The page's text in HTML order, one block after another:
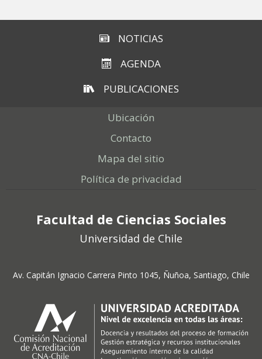
NOTICIAS
AGENDA
PUBLICACIONES
Ubicación
Contacto
Mapa del sitio
Política de privacidad
Facultad de Ciencias Sociales
Universidad de Chile
Av. Capitán Ignacio Carrera Pinto 1045, Ñuñoa, Santiago, Chile